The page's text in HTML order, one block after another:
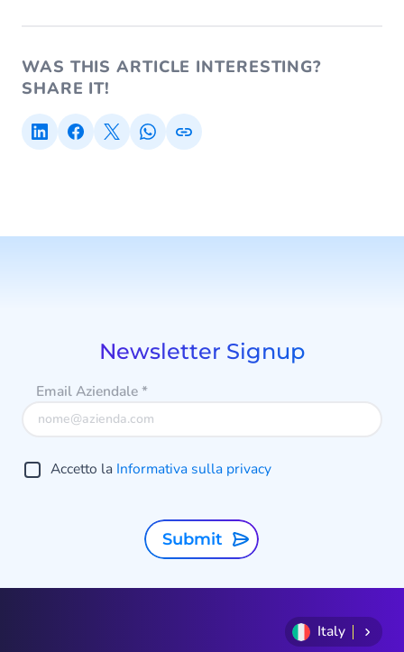
WAS THIS ARTICLE INTERESTING?
SHARE IT!
Newsletter Signup
Email Aziendale*
Accetto la Informativa sulla privacy
Submit
Italy